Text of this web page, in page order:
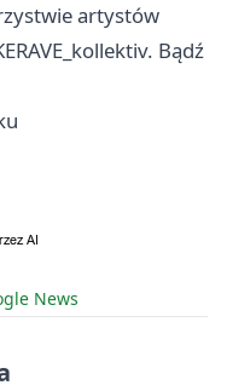
artystów
Bądź
News